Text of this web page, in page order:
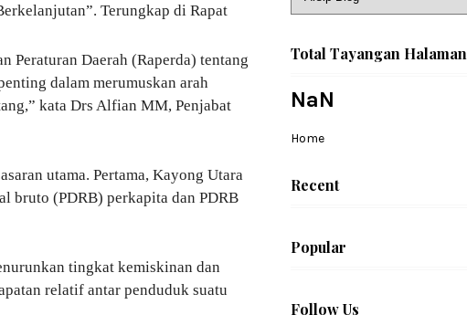
Terungkap di Rapat
Peraturan Daerah (Raperda) tentang
dalam merumuskan arah
kata Drs Alfian MM, Penjabat
utama. Pertama, Kayong Utara
bruto (PDRB) perkapita dan PDRB
tingkat kemiskinan dan
relatif antar penduduk suatu
Total Tayangan Halaman
NaN
Home
Recent
Popular
Follow Us